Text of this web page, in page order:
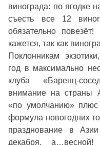
винограда: по ягодке
съесть все 12
обязательно
кажется, так как
Поклонникам
год в максимально
клуба «Баренц-
внимание на страны
«по умолчанию»
формула новогодних
празднование в
декабря,